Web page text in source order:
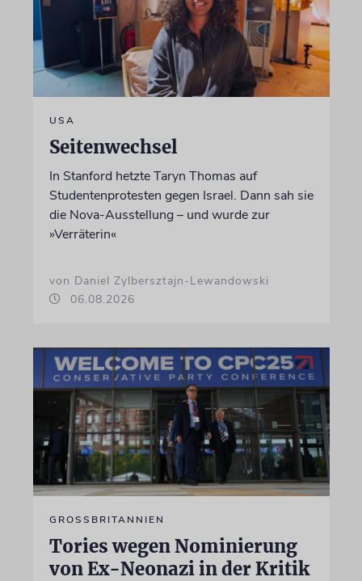
USA
Seitenwechsel
In Stanford hetzte Taryn Thomas auf
Studentenprotesten gegen Israel. Dann sah sie
die Nova-Ausstellung – und wurde zur
»Verräterin«
von Daniel Zylbersztajn-Lewandowski
06.08.2026
GROSSBRITANNIEN
Tories wegen Nominierung
von Ex-Neonazi in der Kritik